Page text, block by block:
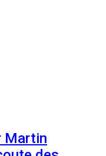
Martin